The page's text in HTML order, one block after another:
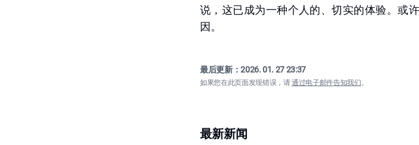
说，这已成为一种个人的、切实的体验。或
因。
最后更新：2026. 01. 27 23:37
如果您在此页面发现错误，请通过电子邮件告知我们。
最新新闻